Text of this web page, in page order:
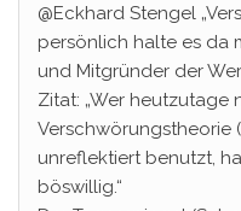
@Eckhard Stengel
persönlich halte es da
und Mitgründer der
Zitat: „Wer heutzutage
Verschwörungstheorie
unreflektiert benutzt,
böswillig.“